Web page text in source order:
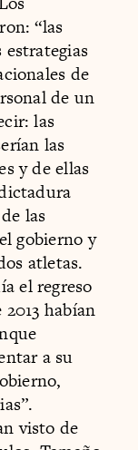
“las
de
de un
las
las
y de ellas
las
gobierno y
atletas.
el regreso
habían
a su
visto de